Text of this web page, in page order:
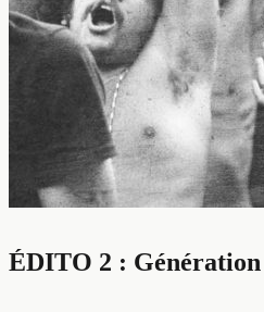
ÉDITO 2 : Génération